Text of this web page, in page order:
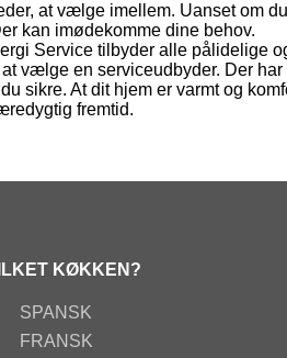
at vælge imellem. Uanset om
kan imødekomme dine behov.
Service tilbyder alle pålidelige
vælge en serviceudbyder. Der har
sikre. At dit hjem er varmt og
fremtid.
KØKKEN?
SPANSK
FRANSK